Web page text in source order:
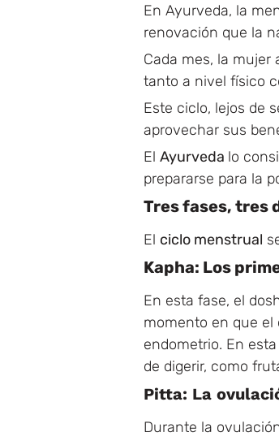
En Ayurveda, la
renovación que la
Cada mes, la
tanto a nivel físico
Este ciclo, lejos de
aprovechar sus
El Ayurveda lo
prepararse para la
Tres fases, tres
El ciclo menstrual
Kapha: Los
En esta fase, el
momento en que el
endometrio. En
de digerir, como
Pitta: La
Durante la